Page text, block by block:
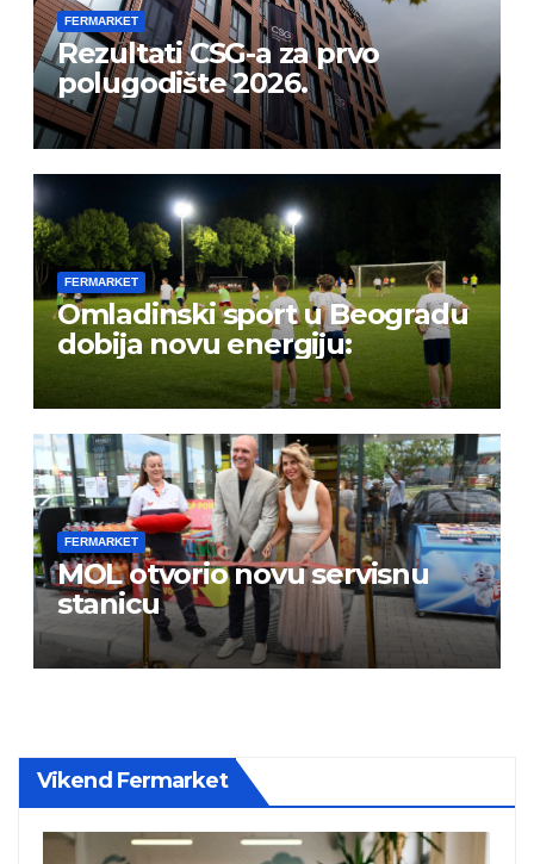
FERMARKET
Rezultati CSG-a za prvo
polugodište 2026.
FERMARKET
Omladinski sport u Beogradu
dobija novu energiju:
FERMARKET
MOL otvorio novu servisnu
stanicu
Vikend Fermarket